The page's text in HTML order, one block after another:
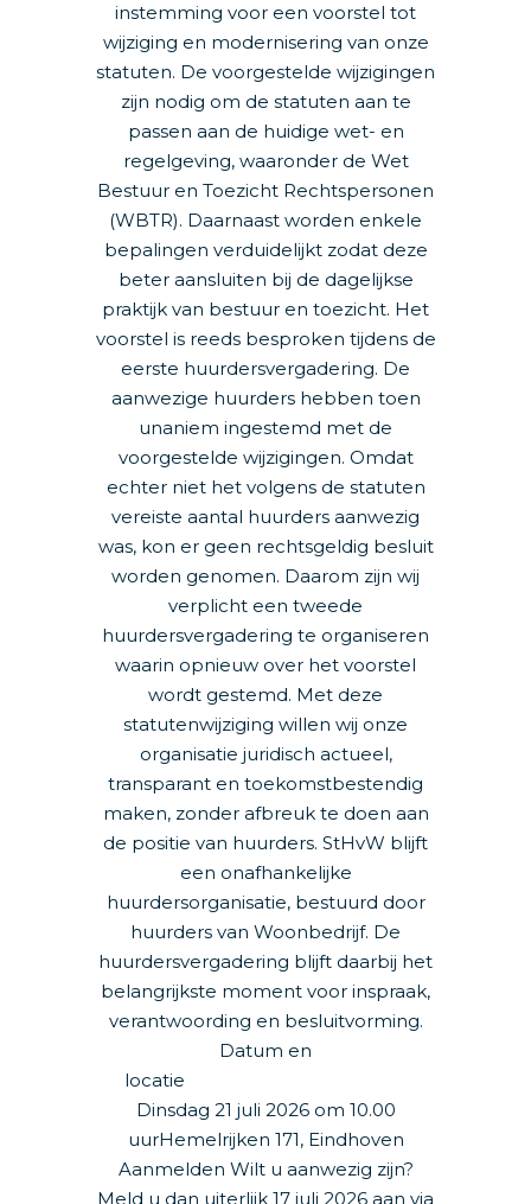
instemming voor een voorstel tot
wijziging en modernisering van onze
statuten. De voorgestelde wijzigingen
zijn nodig om de statuten aan te
passen aan de huidige wet- en
regelgeving, waaronder de Wet
Bestuur en Toezicht Rechtspersonen
(WBTR). Daarnaast worden enkele
bepalingen verduidelijkt zodat deze
beter aansluiten bij de dagelijkse
praktijk van bestuur en toezicht. Het
voorstel is reeds besproken tijdens de
eerste huurdersvergadering. De
aanwezige huurders hebben toen
unaniem ingestemd met de
voorgestelde wijzigingen. Omdat
echter niet het volgens de statuten
vereiste aantal huurders aanwezig
was, kon er geen rechtsgeldig besluit
worden genomen. Daarom zijn wij
verplicht een tweede
huurdersvergadering te organiseren
waarin opnieuw over het voorstel
wordt gestemd. Met deze
statutenwijziging willen wij onze
organisatie juridisch actueel,
transparant en toekomstbestendig
maken, zonder afbreuk te doen aan
de positie van huurders. StHvW blijft
een onafhankelijke
huurdersorganisatie, bestuurd door
huurders van Woonbedrijf. De
huurdersvergadering blijft daarbij het
belangrijkste moment voor inspraak,
verantwoording en besluitvorming.
Datum en
locatie
Dinsdag 21 juli 2026 om 10.00
uurHemelrijken 171, Eindhoven
Aanmelden Wilt u aanwezig zijn?
Meld u dan uiterlijk 17 juli 2026 aan via